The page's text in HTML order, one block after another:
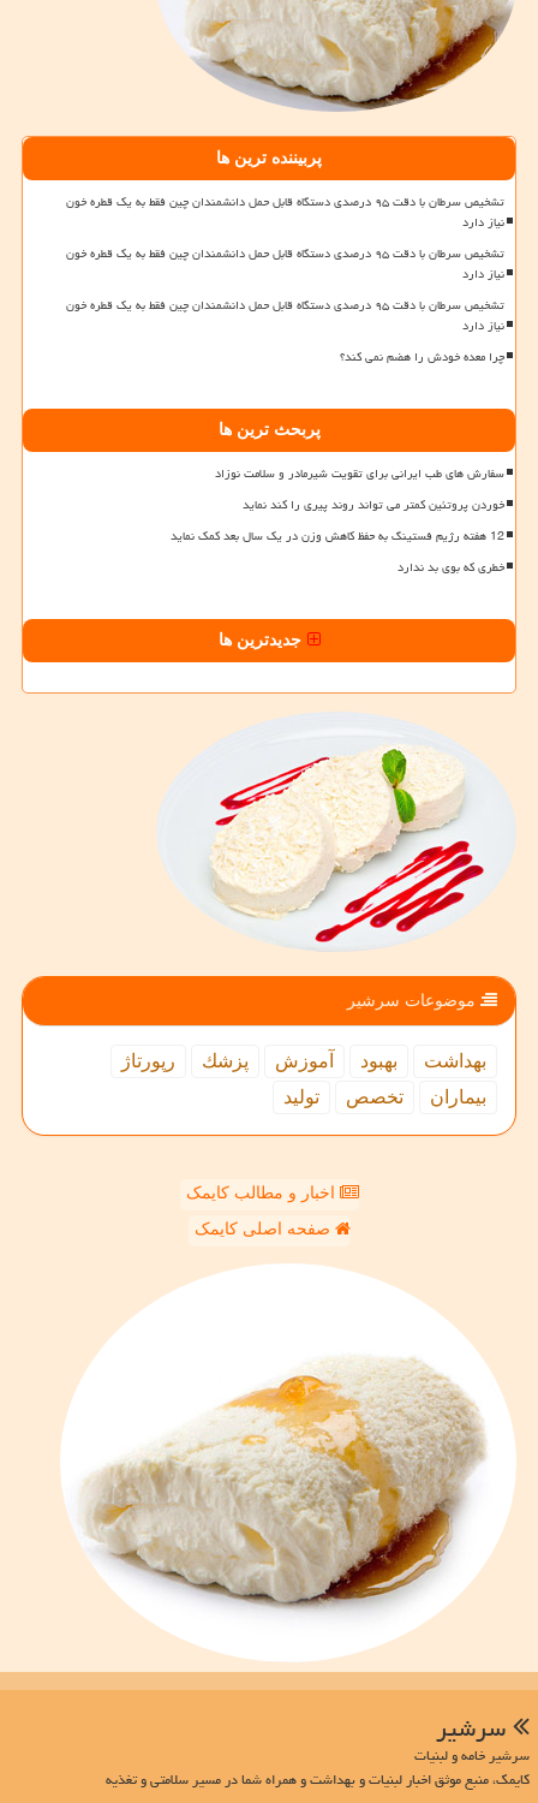
پربیننده ترین ها
تشخیص سرطان با دقت ۹۵ درصدی دستگاه قابل حمل دانشمندان چین فقط به یک قطره خون
نیاز دارد
تشخیص سرطان با دقت ۹۵ درصدی دستگاه قابل حمل دانشمندان چین فقط به یک قطره خون
نیاز دارد
تشخیص سرطان با دقت ۹۵ درصدی دستگاه قابل حمل دانشمندان چین فقط به یک قطره خون
نیاز دارد
چرا معده خودش را هضم نمی کند؟
پربحث ترین ها
سفارش های طب ایرانی برای تقویت شیرمادر و سلامت نوزاد
خوردن پروتئین کمتر می تواند روند پیری را کند نماید
12 هفته رژیم فستینگ به حفظ کاهش وزن در یک سال بعد کمک نماید
خطری که بوی بد ندارد
جدیدترین ها
موضوعات سرشیر
بهداشت بهبود آموزش پزشك
رپورتاژ
بیماران
تخصص تولید
اخبار و مطالب کایمک
صفحه اصلی کایمک
سرشیر
سرشیر خامه و لبنیات
کایمک، منبع موثق اخبار لبنیات و بهداشت و همراه شما در مسیر سلامتی و تغذیه